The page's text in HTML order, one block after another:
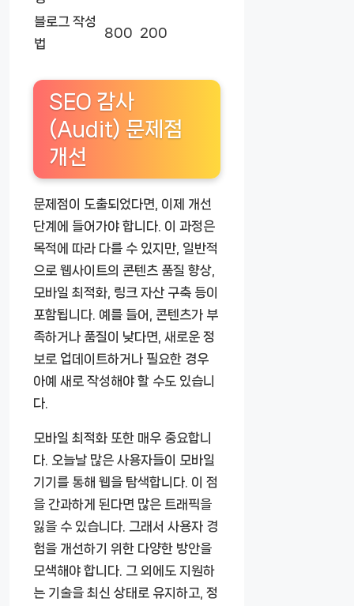
블로그 작성
법
800 200
SEO 감사
(Audit) 문제점
개선
문제점이 도출되었다면, 이제 개선
단계에 들어가야 합니다. 이 과정은
목적에 따라 다를 수 있지만, 일반적
으로 웹사이트의 콘텐츠 품질 향상,
모바일 최적화, 링크 자산 구축 등이
포함됩니다. 예를 들어, 콘텐츠가 부
족하거나 품질이 낮다면, 새로운 정
보로 업데이트하거나 필요한 경우
아예 새로 작성해야 할 수도 있습니
다.
모바일 최적화 또한 매우 중요합니
다. 오늘날 많은 사용자들이 모바일
기기를 통해 웹을 탐색합니다. 이 점
을 간과하게 된다면 많은 트래픽을
잃을 수 있습니다. 그래서 사용자 경
험을 개선하기 위한 다양한 방안을
모색해야 합니다. 그 외에도 지원하
는 기술을 최신 상태로 유지하고, 정